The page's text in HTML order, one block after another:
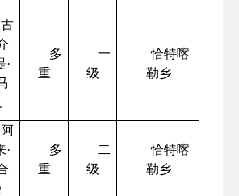
古
·
多
重
一
级
恰特喀
勒乡
阿
·
多
重
二
级
恰特喀
勒乡